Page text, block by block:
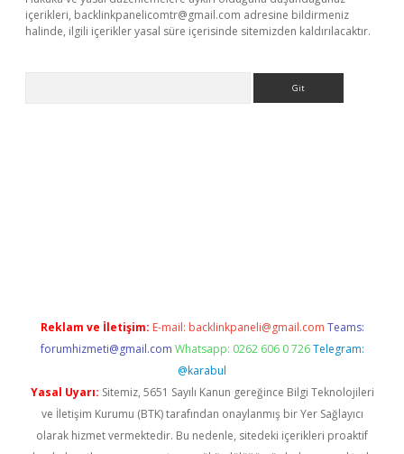
içerikleri, backlinkpanelicomtr@gmail.com adresine bildirmeniz
halinde, ilgili içerikler yasal süre içerisinde sitemizden kaldırılacaktır.
Reklam ve İletişim: E-mail: backlinkpaneli@gmail.com Teams:
forumhizmeti@gmail.com Whatsapp: 0262 606 0 726 Telegram:
@karabul
Yasal Uyarı: Sitemiz, 5651 Sayılı Kanun gereğince Bilgi Teknolojileri
ve İletişim Kurumu (BTK) tarafından onaylanmış bir Yer Sağlayıcı
olarak hizmet vermektedir. Bu nedenle, sitedeki içerikleri proaktif